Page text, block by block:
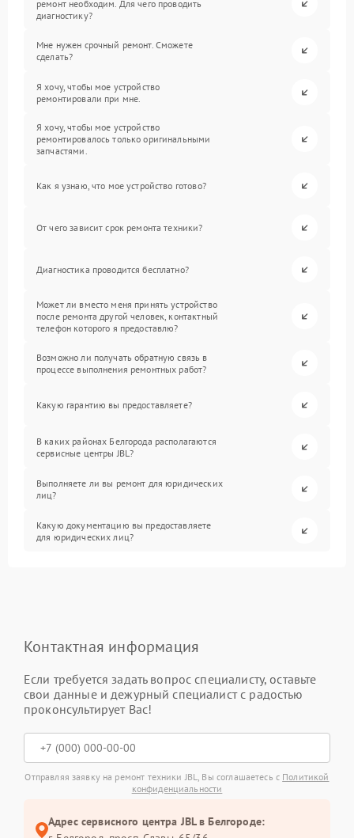
ремонт необходим. Для чего проводить
диагностику?
Мне нужен срочный ремонт. Сможете
сделать?
Я хочу, чтобы мое устройство
ремонтировали при мне.
Я хочу, чтобы мое устройство
ремонтировалось только оригинальными
запчастями.
Как я узнаю, что мое устройство готово?
От чего зависит срок ремонта техники?
Диагностика проводится бесплатно?
Может ли вместо меня принять устройство
после ремонта другой человек, контактный
телефон которого я предоставлю?
Возможно ли получать обратную связь в
процессе выполнения ремонтных работ?
Какую гарантию вы предоставляете?
В каких районах Белгорода располагаются
сервисные центры JBL?
Выполняете ли вы ремонт для юридических
лиц?
Какую документацию вы предоставляете
для юридических лиц?
Контактная информация
Если требуется задать вопрос специалисту, оставьте
свои данные и дежурный специалист с радостью
проконсультирует Вас!
Отправляя заявку на ремонт техники JBL, Вы соглашаетесь с Политикой
конфиденциальности
Адрес сервисного центра JBL в Белгороде: